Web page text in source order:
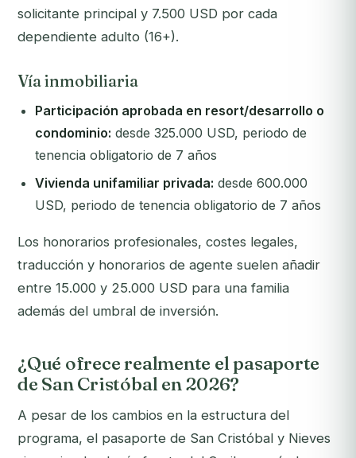
solicitante principal y 7.500 USD por cada
dependiente adulto (16+).
Vía inmobiliaria
Participación aprobada en resort/desarrollo o
condominio: desde 325.000 USD, periodo de
tenencia obligatorio de 7 años
Vivienda unifamiliar privada: desde 600.000
USD, periodo de tenencia obligatorio de 7 años
Los honorarios profesionales, costes legales,
traducción y honorarios de agente suelen añadir
entre 15.000 y 25.000 USD para una familia
además del umbral de inversión.
¿Qué ofrece realmente el pasaporte
de San Cristóbal en 2026?
A pesar de los cambios en la estructura del
programa, el pasaporte de San Cristóbal y Nieves